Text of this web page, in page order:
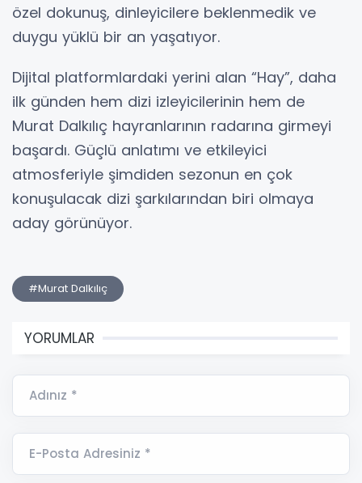
özel dokunuş, dinleyicilere beklenmedik ve
duygu yüklü bir an yaşatıyor.
Dijital platformlardaki yerini alan “Hay”, daha
ilk günden hem dizi izleyicilerinin hem de
Murat Dalkılıç hayranlarının radarına girmeyi
başardı. Güçlü anlatımı ve etkileyici
atmosferiyle şimdiden sezonun en çok
konuşulacak dizi şarkılarından biri olmaya
aday görünüyor.
#Murat Dalkılıç
YORUMLAR
Adınız *
E-Posta Adresiniz *